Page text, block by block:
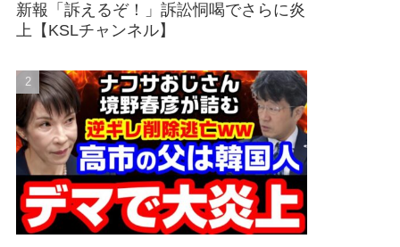
新報「訴えるぞ！」訴訟恫喝でさらに炎
上【KSLチャンネル】